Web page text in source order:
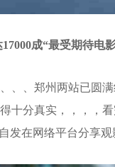
成“最受期待电
、郑州两站已圆满结
实，，，
，自发在网络平台分享观